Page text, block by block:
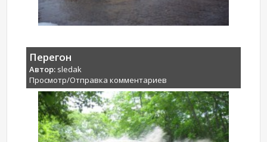
Перегон
Автор: sledak
Просмотр/Отправка комментариев